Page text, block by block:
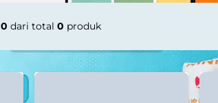
0 dari total 0 produk